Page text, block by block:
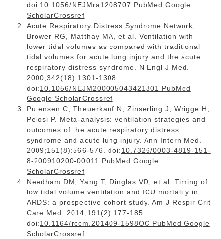
doi:10.1056/NEJMra1208707 PubMed Google
ScholarCrossref
Acute Respiratory Distress Syndrome Network,
Brower RG, Matthay MA, et al. Ventilation with
lower tidal volumes as compared with traditional
tidal volumes for acute lung injury and the acute
respiratory distress syndrome. N Engl J Med.
2000;342(18):1301-1308.
doi:10.1056/NEJM200005043421801 PubMed
Google ScholarCrossref
Putensen C, Theuerkauf N, Zinserling J, Wrigge H,
Pelosi P. Meta-analysis: ventilation strategies and
outcomes of the acute respiratory distress
syndrome and acute lung injury. Ann Intern Med.
2009;151(8):566-576. doi:10.7326/0003-4819-151-
8-200910200-00011 PubMed Google
ScholarCrossref
Needham DM, Yang T, Dinglas VD, et al. Timing of
low tidal volume ventilation and ICU mortality in
ARDS: a prospective cohort study. Am J Respir Crit
Care Med. 2014;191(2):177-185.
doi:10.1164/rccm.201409-1598OC PubMed Google
ScholarCrossref